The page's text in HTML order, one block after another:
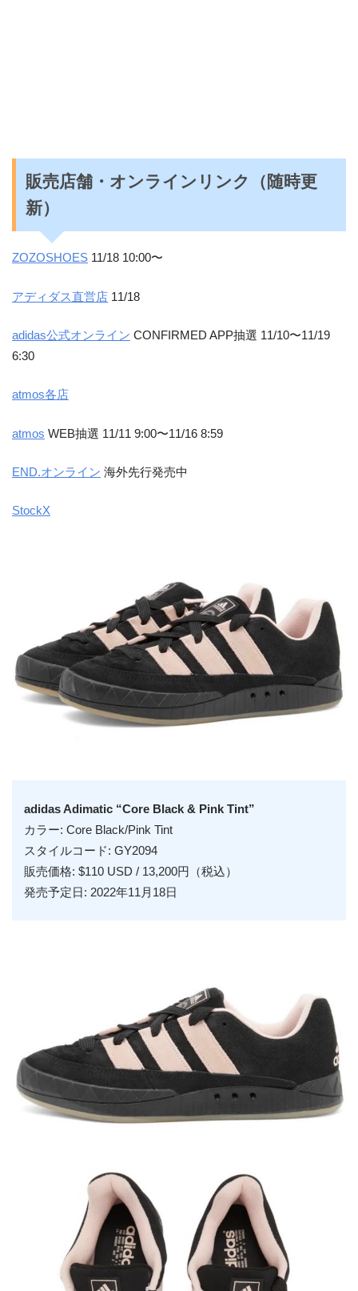
販売店舗・オンラインリンク（随時更
新）
ZOZOSHOES 11/18 10:00〜
アディダス直営店 11/18
adidas公式オンライン CONFIRMED APP抽選 11/10〜11/19
6:30
atmos各店
atmos WEB抽選 11/11 9:00〜11/16 8:59
END.オンライン 海外先行発売中
StockX
adidas Adimatic “Core Black & Pink Tint”
カラー: Core Black/Pink Tint
スタイルコード: GY2094
販売価格: $110 USD / 13,200円（税込）
発売予定日: 2022年11月18日